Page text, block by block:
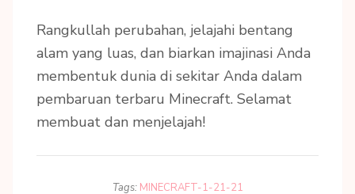
Rangkullah perubahan, jelajahi bentang
alam yang luas, dan biarkan imajinasi Anda
membentuk dunia di sekitar Anda dalam
pembaruan terbaru Minecraft. Selamat
membuat dan menjelajah!
Tags: MINECRAFT-1-21-21